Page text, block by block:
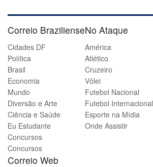
Correio Braziliense
Cidades DF
Política
Brasil
Economia
Mundo
Diversão e Arte
Ciência e Saúde
Eu Estudante
Concursos
Concursos
Correio Web
No Ataque
América
Atlético
Cruzeiro
Vôlei
Futebol Nacional
Futebol Internacional
Esporte na Mídia
Onde Assistir